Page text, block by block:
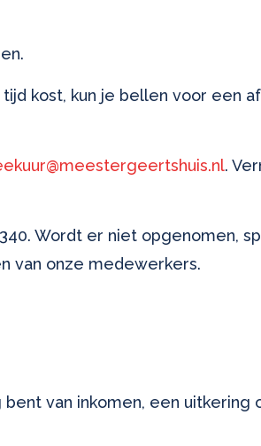
kost, kun je bellen voor een
.
Wordt er niet opgenomen,
van onze medewerkers.
van inkomen, een uitkering